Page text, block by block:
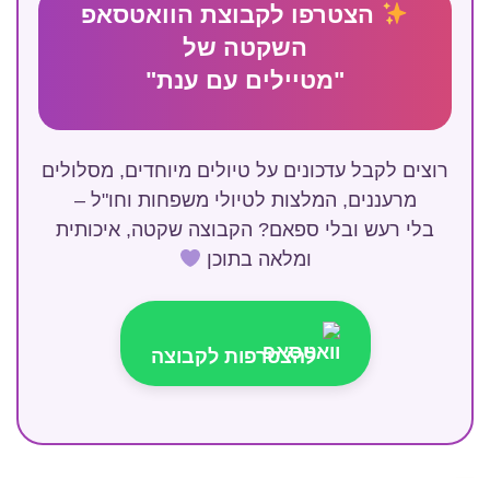
הצטרפו לקבוצת הוואטסאפ
השקטה של
"מטיילים עם ענת"
רוצים לקבל עדכונים על טיולים מיוחדים, מסלולים
מרעננים, המלצות לטיולי משפחות וחו"ל –
בלי רעש ובלי ספאם? הקבוצה שקטה, איכותית
ומלאה בתוכן
להצטרפות לקבוצה